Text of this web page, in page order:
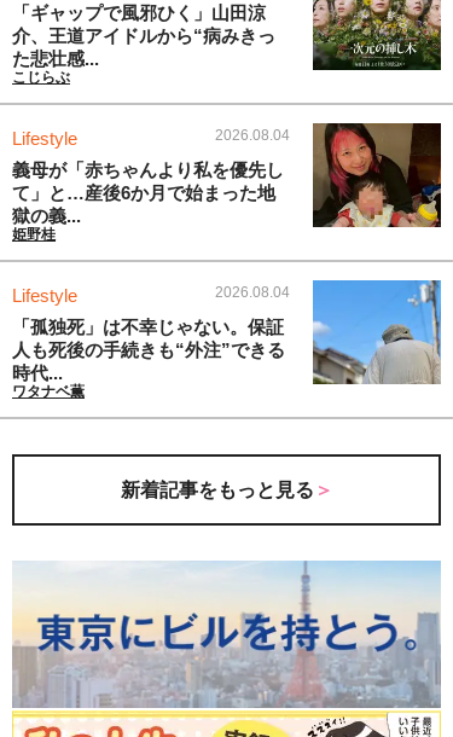
「ギャップで風邪ひく」山田涼
介、王道アイドルから“病みきっ
た悲壮感...
こじらぶ
Lifestyle 2026.08.04
義母が「赤ちゃんより私を優先し
て」と…産後6か月で始まった地
獄の義...
姫野桂
Lifestyle 2026.08.04
「孤独死」は不幸じゃない。保証
人も死後の手続きも“外注”できる
時代...
ワタナベ薫
新着記事をもっと見る